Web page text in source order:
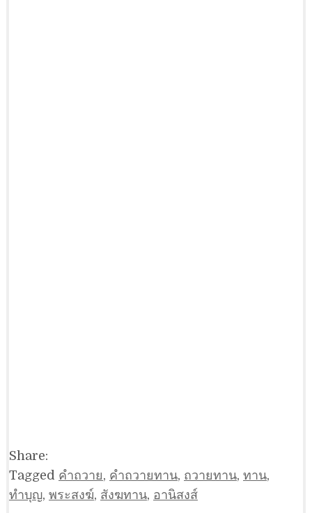
Share:
Tagged คำถวาย, คำถวายทาน, ถวายทาน, ทาน,
ทำบุญ, พระสงฆ์, สังฆทาน, อานิสงส์